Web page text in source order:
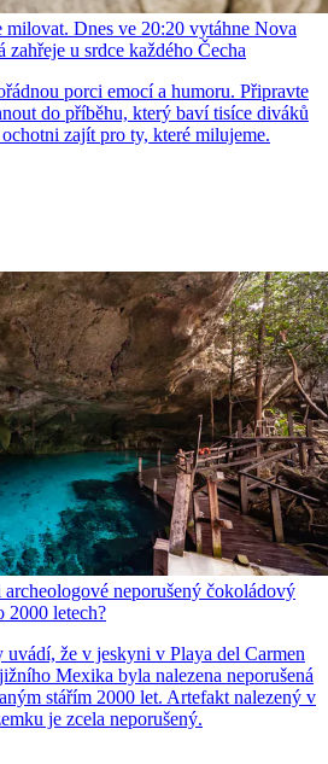
Dnes ve 20:20 vytáhne Nova
u srdce každého Čecha
porci emocí a humoru. Připravte
do příběhu, který baví tisíce diváků
zajít pro ty, které milujeme.
neporušený čokoládový
2000 letech?
že v jeskyni v Playa del Carmen
Mexika byla nalezena neporušená
stářím 2000 let. Artefakt nalezený v
je zcela neporušený.